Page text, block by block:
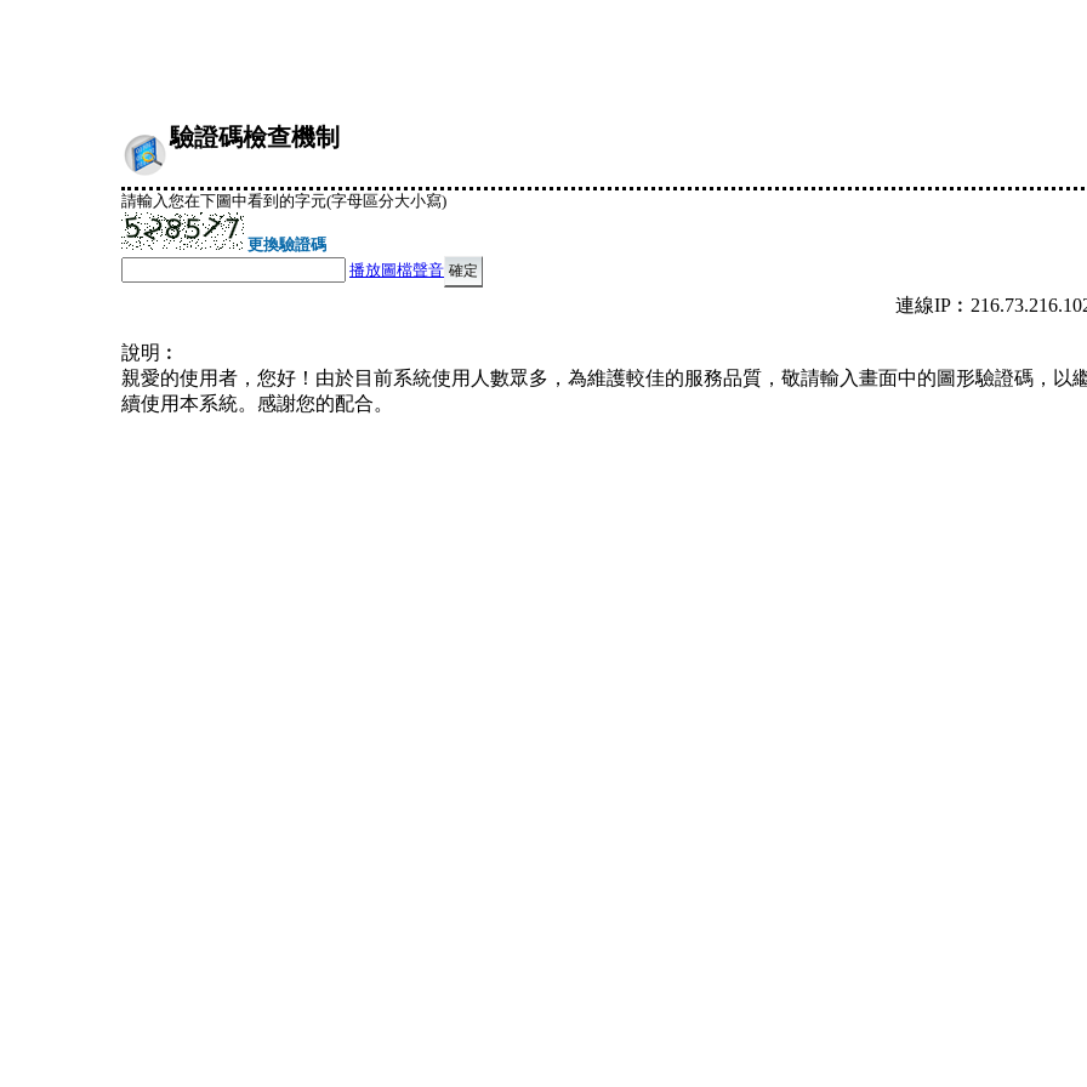
驗證碼檢查機制
請輸入您在下圖中看到的字元(字母區分大小寫)
更換驗證碼
播放圖檔聲音
連線
說明︰
親愛的使用者，您好！由於目前系統使用人數眾多，為維護較佳的服務品質，敬請輸入畫面中的圖形驗證碼，以
續使用本系統。感謝您的配合。